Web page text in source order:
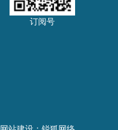
订阅号